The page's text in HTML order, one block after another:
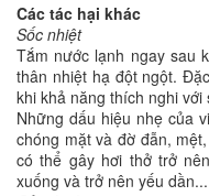
Các tác hại khác
Sốc nhiệt
Tắm nước lạnh ngay sau
thân nhiệt hạ đột ngột.
khi khả năng thích nghi
Những dấu hiệu nhẹ của
chóng mặt và đờ đẫn,
có thể gây hơi thở trở
xuống và trở nên yếu dần...